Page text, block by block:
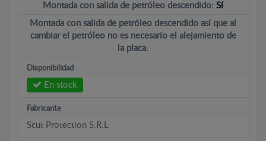
Montada con salida de petróleo descendido: Sí
Montada con salida de petróleo descendido así que al
cambiar el petróleo no es necesario el alejamiento de
la placa.
Disponibilidad
En stock
Fabricante
Scut Protection S.R.L